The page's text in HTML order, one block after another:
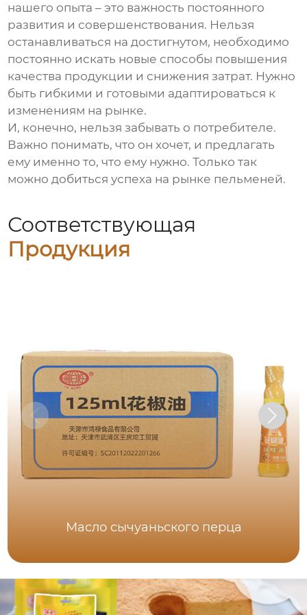
нашего опыта – это важность постоянного
развития и совершенствования. Нельзя
останавливаться на достигнутом, необходимо
постоянно искать новые способы повышения
качества продукции и снижения затрат. Нужно
быть гибкими и готовыми адаптироваться к
изменениям на рынке.
И, конечно, нельзя забывать о потребителе.
Важно понимать, что он хочет, и предлагать
ему именно то, что ему нужно. Только так
можно добиться успеха на рынке пельменей.
Соответствующая
Продукция
Масло сычуаньского перца